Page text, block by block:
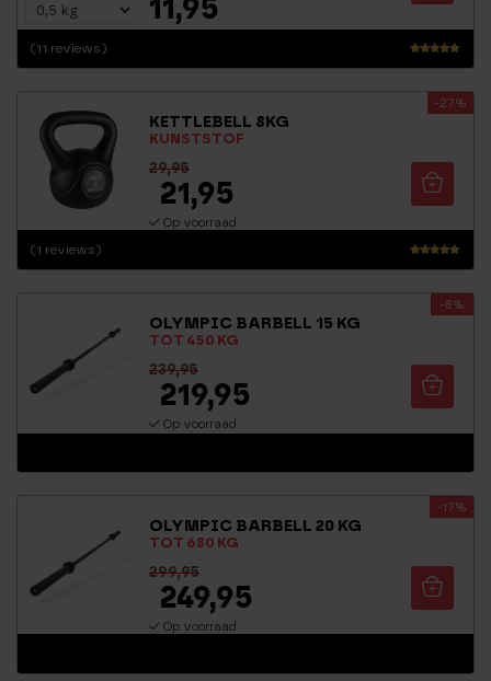
Waarderi
(11 reviews)
KETTLEBELL 8KG
KUNSTSTOF
-27%
Waarderin
(1 reviews)
29,95
21,95
Op voorraad
OLYMPIC BARBELL 15 KG
TOT 450 KG
-8%
239,95
219,95
Op voorraad
OLYMPIC BARBELL 20 KG
TOT 680 KG
-17%
299,95
249,95
Op voorraad